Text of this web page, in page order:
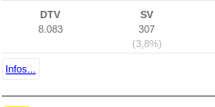
DTV
8.083
SV
307
(3,8%)
Infos...